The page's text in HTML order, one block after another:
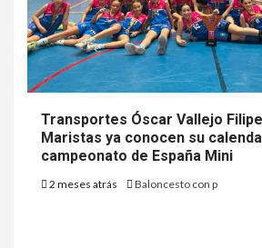
Transportes Óscar Vallejo
Maristas ya conocen su
campeonato de España Mini
2 meses atrás Baloncesto con p